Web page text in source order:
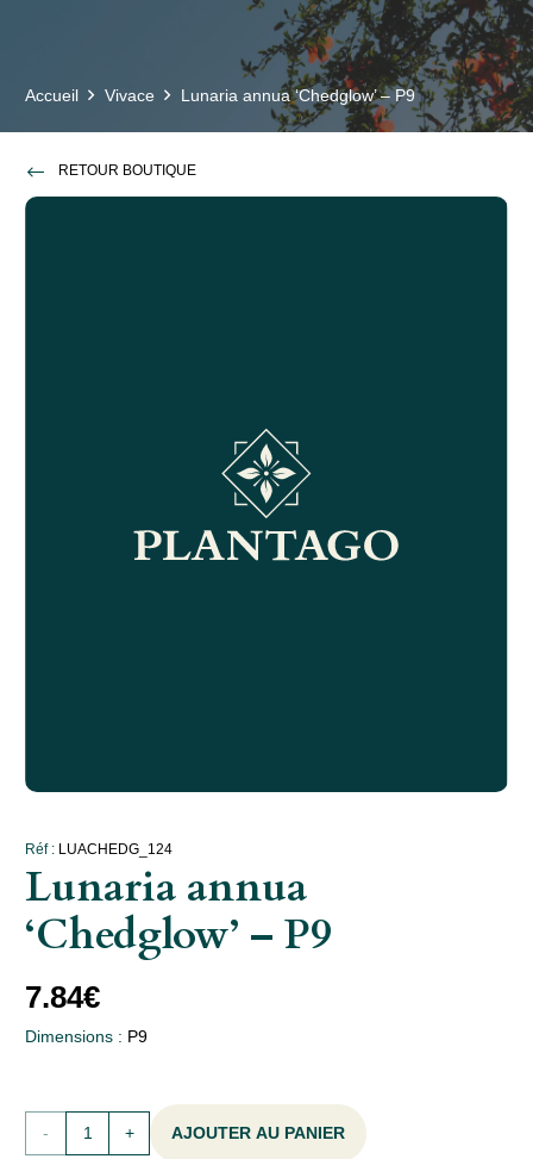
Accueil Vivace Lunaria annua ‘Chedglow’ – P9
RETOUR BOUTIQUE
Réf : LUACHEDG_124
Lunaria annua
‘Chedglow’ – P9
7.84€
Dimensions : P9
quantité AJOUTER AU PANIER